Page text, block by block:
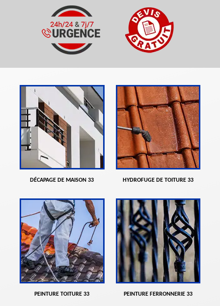
DÉCAPAGE DE MAISON 33 HYDROFUGE DE TOITURE 33
PEINTURE TOITURE 33 PEINTURE FERRONNERIE 33